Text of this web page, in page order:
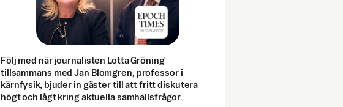
Följ med när journalisten Lotta Gröning
tillsammans med Jan Blomgren, professor i
kärnfysik, bjuder in gäster till att fritt diskutera
högt och lågt kring aktuella samhällsfrågor.